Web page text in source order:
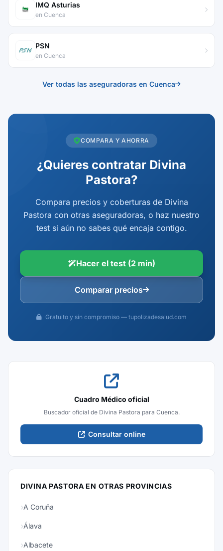
IMQ Asturias
en Cuenca
PSN
en Cuenca
Ver todas las aseguradoras en Cuenca
COMPARA Y AHORRA
¿Quieres contratar Divina
Pastora?
Compara precios y coberturas de Divina
Pastora con otras aseguradoras, o haz nuestro
test si aún no sabes qué encaja contigo.
Hacer el test (2 min)
Comparar precios
Gratuito y sin compromiso — tupolizadesalud.com
Cuadro Médico oficial
Buscador oficial de Divina Pastora para Cuenca.
Consultar online
DIVINA PASTORA EN OTRAS PROVINCIAS
A Coruña
Álava
Albacete